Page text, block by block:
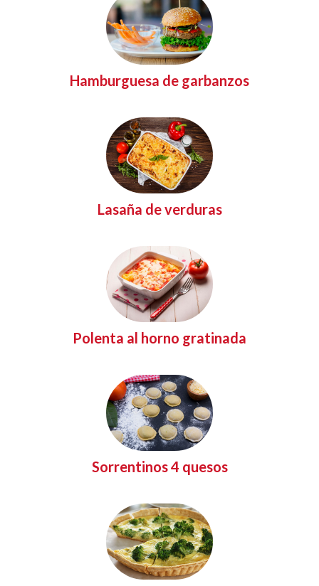
Hamburguesa de garbanzos
Lasaña de verduras
Polenta al horno gratinada
Sorrentinos 4 quesos